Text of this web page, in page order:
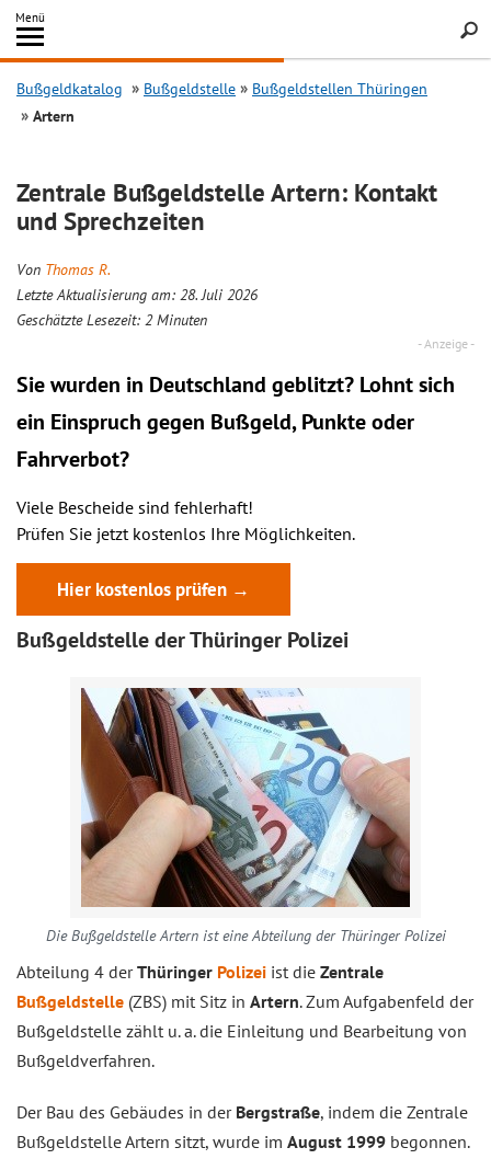
Inhalt
springen
Menü
Search
Bußgeldkatalog Bußgeldstelle
Bußgeldstellen Thüringen
Artern
Zentrale Bußgeldstelle Artern: Kontakt
und Sprechzeiten
Von Thomas R.
Letzte Aktualisierung am: 28. Juli 2026
Geschätzte Lesezeit: 2 Minuten
Sie wurden in Deutschland geblitzt? Lohnt sich
ein Einspruch gegen Bußgeld, Punkte oder
Fahrverbot?
Viele Bescheide sind fehlerhaft!
Prüfen Sie jetzt kostenlos Ihre Möglichkeiten.
Hier kostenlos prüfen →
Bußgeldstelle der Thüringer Polizei
Die Bußgeldstelle Artern ist eine Abteilung der Thüringer Polizei
Abteilung 4 derThüringer Polizei ist die Zentrale
Bußgeldstelle (ZBS) mit Sitz in Artern. Zum Aufgabenfeld der
Bußgeldstelle zählt u. a. die Einleitung und Bearbeitung von
Bußgeldverfahren.
Der Bau des Gebäudes in der Bergstraße, indem die Zentrale
Bußgeldstelle Artern sitzt, wurde im August 1999 begonnen.